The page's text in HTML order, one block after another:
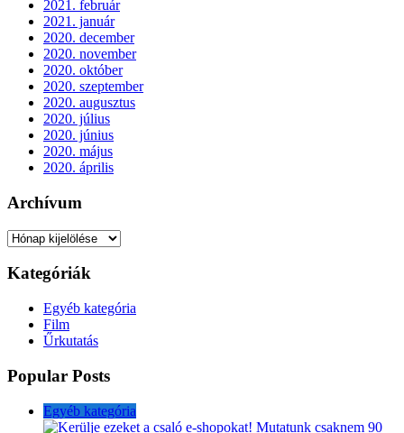
2021. február
2021. január
2020. december
2020. november
2020. október
2020. szeptember
2020. augusztus
2020. július
2020. június
2020. május
2020. április
Archívum
Archívum
Kategóriák
Egyéb kategória
Film
Űrkutatás
Popular Posts
Egyéb kategória